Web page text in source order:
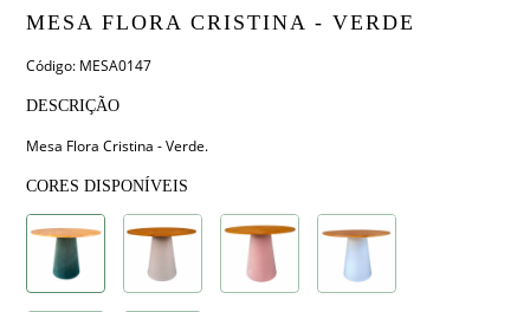
MESA FLORA CRISTINA - VERDE
Código: MESA0147
DESCRIÇÃO
Mesa Flora Cristina - Verde.
CORES DISPONÍVEIS